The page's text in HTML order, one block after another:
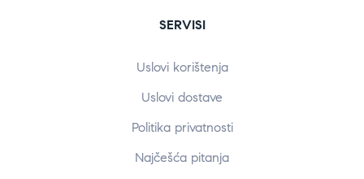
SERVISI
Uslovi korištenja
Uslovi dostave
Politika privatnosti
Najčešća pitanja